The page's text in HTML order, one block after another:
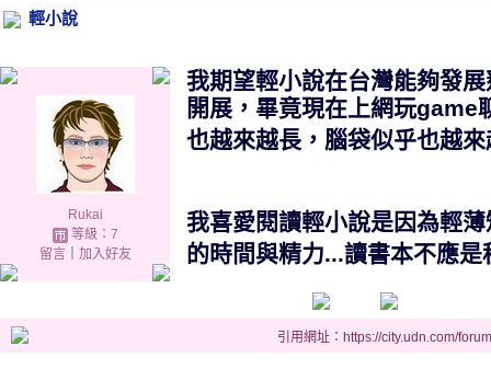
輕小說
Rukai
等級：7
留言｜ 加入好友
我期望輕小說在台灣能夠發
開展，畢竟現在上網玩game
也越來越長，腦袋似乎也越
我喜愛閱讀輕小說是因為輕
的時間與精力...讀書本不應是
引用網址：https://city.udn.com/